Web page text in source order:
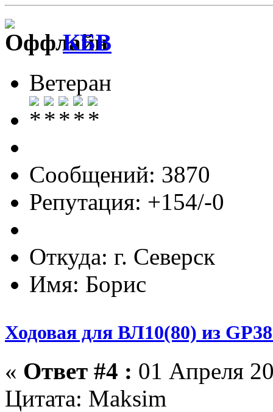
КБВ
Ветеран
Сообщений: 3870
Репутация: +154/-0
Откуда: г. Северск
Имя: Борис
Ходовая для ВЛ10(80) из
« Ответ #4 : 01 Апреля
Цитата: Maksim